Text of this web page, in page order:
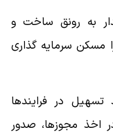
به رونق ساخت و
مسکن سرمایه گذاری
در فرایندها
اخذ مجوزها، صدور